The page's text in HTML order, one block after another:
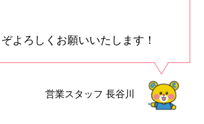
よろしくお願いいたします！
営業スタッフ 長谷川